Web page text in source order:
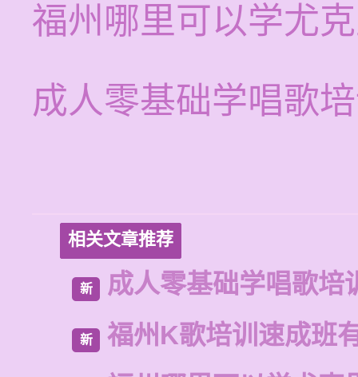
福州哪里可以学尤
成人零基础学唱歌
相关文章推荐
新 成人零基础学唱歌培
新
福州K歌培训速成班